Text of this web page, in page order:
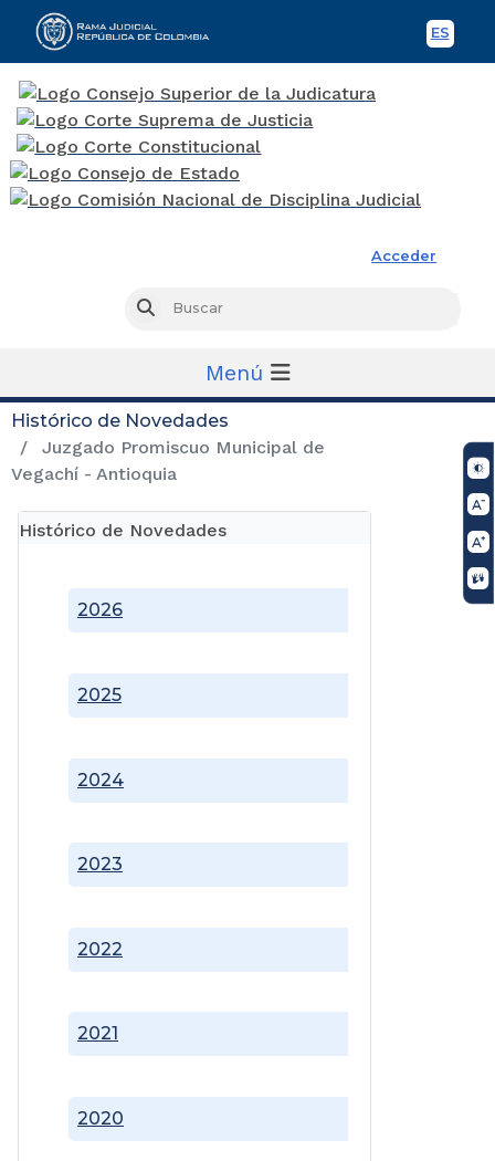
ES
Acceder
Buscar
Menú
Histórico de Novedades
Juzgado Promiscuo Municipal de
Vegachí - Antioquia
Histórico de Novedades
2020
2021
2022
2023
2024
2025
2026